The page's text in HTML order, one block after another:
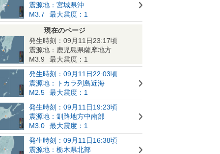
震源地：宮城県沖
M3.7
最大震度：1
現在のページ
発生時刻：09月11日23:17頃
震源地：鹿児島県薩摩地方
M3.9
最大震度：1
発生時刻：09月11日22:03頃
震源地：トカラ列島近海
M2.5
最大震度：1
発生時刻：09月11日19:23頃
震源地：釧路地方中南部
M3.0
最大震度：1
発生時刻：09月11日16:38頃
震源地：栃木県北部